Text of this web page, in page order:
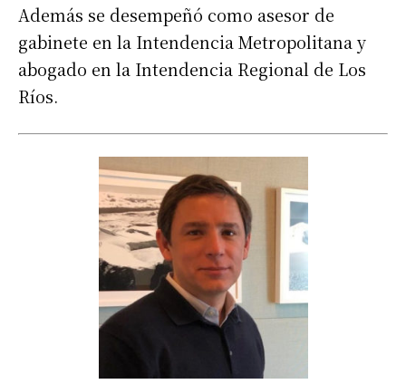
Además se desempeñó como asesor de
gabinete en la Intendencia Metropolitana y
abogado en la Intendencia Regional de Los
Ríos.